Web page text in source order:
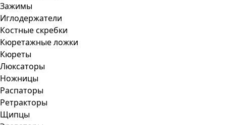
Зажимы
Иглодержатели
Костные скребки
Кюретажные ложки
Кюреты
Люксаторы
Ножницы
Распаторы
Ретракторы
Щипцы